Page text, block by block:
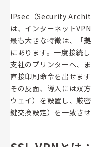
IPsec（Security
は、インターネット
最も大きな特徴は、
「
にあります。一度接続
支社のプリンターへ、
直接印刷命令を出せます
その反面、導入には双
ウェイ）を設置し、厳
鍵交換設定）を一致さ